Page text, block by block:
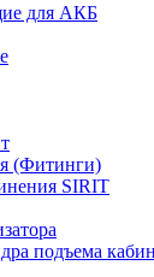
для АКБ
(Фитинги)
SIRIT
подъема